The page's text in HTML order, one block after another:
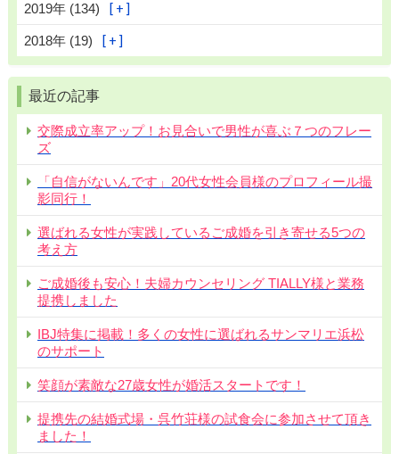
2019年 (134)
2018年 (19)
最近の記事
交際成立率アップ！お見合いで男性が喜ぶ７つのフレー
ズ
「自信がないんです」20代女性会員様のプロフィール撮
影同行！
選ばれる女性が実践しているご成婚を引き寄せる5つの
考え方
ご成婚後も安心！夫婦カウンセリング TIALLY様と業務
提携しました
IBJ特集に掲載！多くの女性に選ばれるサンマリエ浜松
のサポート
笑顔が素敵な27歳女性が婚活スタートです！
提携先の結婚式場・呉竹荘様の試食会に参加させて頂き
ました！